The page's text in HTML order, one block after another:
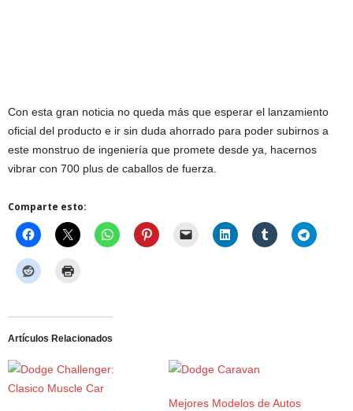
Con esta gran noticia no queda más que esperar el lanzamiento
oficial del producto e ir sin duda ahorrado para poder subirnos a
este monstruo de ingeniería que promete desde ya, hacernos
vibrar con 700 plus de caballos de fuerza.
Comparte esto:
Artículos Relacionados
Mejores Modelos de Autos